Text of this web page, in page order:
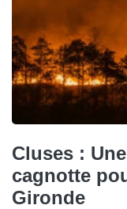
Cluses :
cagnotte
Gironde